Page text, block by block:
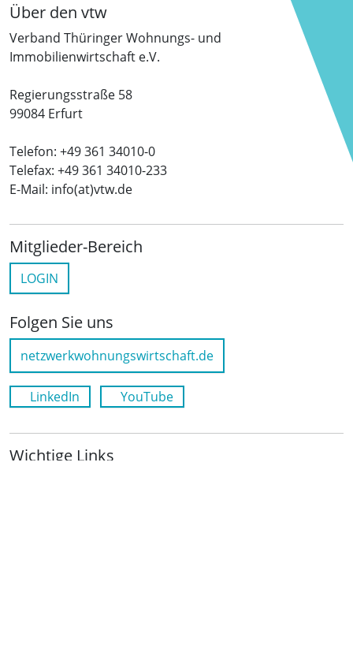
Über den vtw
Verband Thüringer Wohnungs- und
Immobilienwirtschaft e.V.
Regierungsstraße 58
99084 Erfurt
Telefon: +49 361 34010-0
Telefax: +49 361 34010-233
E-Mail: info(at)vtw.de
Mitglieder-Bereich
LOGIN
Folgen Sie uns
netzwerkwohnungswirtschaft.de
LinkedIn YouTube
Wichtige Links